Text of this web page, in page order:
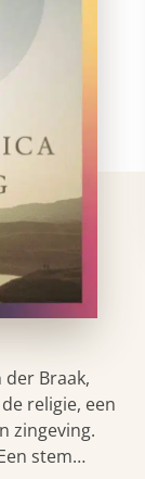
Braak,
religie, een
zingeving.
stem…